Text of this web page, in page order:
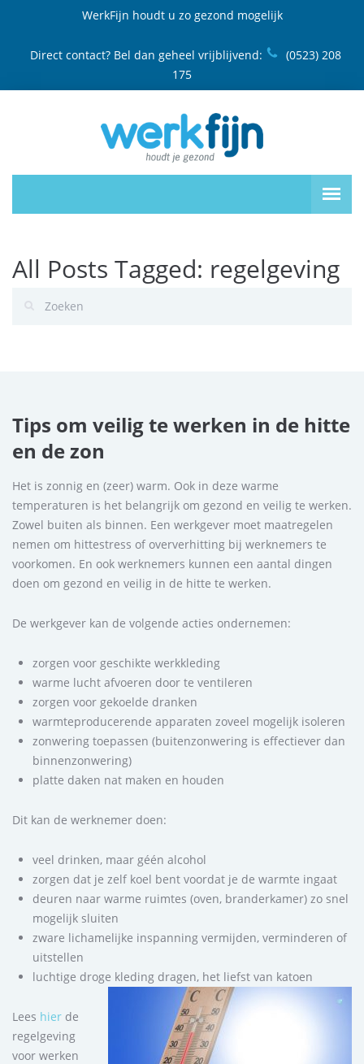
WerkFijn houdt u zo gezond mogelijk
Direct contact? Bel dan geheel vrijblijvend:
(0523) 208
175
All Posts Tagged: regelgeving
Tips om veilig te werken in de hitte
en de zon
Het is zonnig en (zeer) warm. Ook in deze warme
temperaturen is het belangrijk om gezond en veilig te werken.
Zowel buiten als binnen. Een werkgever moet maatregelen
nemen om hittestress of oververhitting bij werknemers te
voorkomen. En ook werknemers kunnen een aantal dingen
doen om gezond en veilig in de hitte te werken.
De werkgever kan de volgende acties ondernemen:
zorgen voor geschikte werkkleding
warme lucht afvoeren door te ventileren
zorgen voor gekoelde dranken
warmteproducerende apparaten zoveel mogelijk isoleren
zonwering toepassen (buitenzonwering is effectiever dan
binnenzonwering)
platte daken nat maken en houden
Dit kan de werknemer doen:
veel drinken, maar géén alcohol
zorgen dat je zelf koel bent voordat je de warmte ingaat
deuren naar warme ruimtes (oven, branderkamer) zo snel
mogelijk sluiten
zware lichamelijke inspanning vermijden, verminderen of
uitstellen
luchtige droge kleding dragen, het liefst van katoen
Lees hier de
regelgeving
voor werken